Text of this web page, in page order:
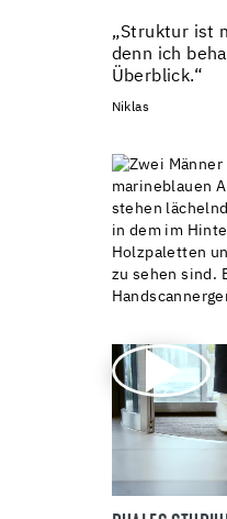
„Struktur ist
denn ich
Überblick.“
Niklas